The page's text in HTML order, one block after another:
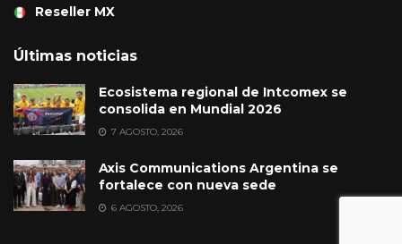
Reseller MX
Últimas noticias
Ecosistema regional de Intcomex se
consolida en Mundial 2026
7 AGOSTO, 2026
Axis Communications Argentina se
fortalece con nueva sede
6 AGOSTO, 2026